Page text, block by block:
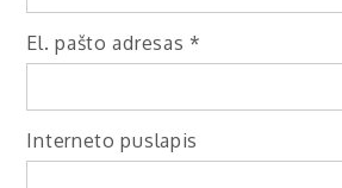
El. pašto adresas *
Interneto puslapis